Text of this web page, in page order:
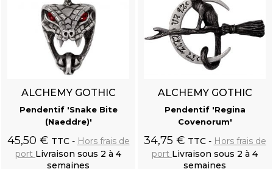
ALCHEMY GOTHIC
Pendentif 'Snake Bite
(Naeddre)'
45,50 € TTC
Hors frais de
port Livraison sous 2 à 4
semaines
ALCHEMY GOTHIC
Pendentif 'Regina
Covenorum'
34,75 € TTC
Hors frais de
port Livraison sous 2 à 4
semaines